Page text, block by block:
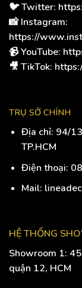
🐦 Twitter:
📸 Instagram:
https://
📹 YouTube:
🎥 TikTok:
TRỤ SỞ CHÍNH
Địa chỉ: 94/
TP.HCM
Điện thoại:
Mail:
HỆ THỐNG
Showroom 1:
quận 12, HCM